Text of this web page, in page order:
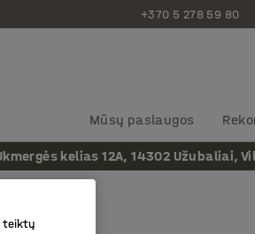
+370 5 278 59 80
Mūsų paslaugos
kelias 12A, 14302 Užubaliai,
teiktų